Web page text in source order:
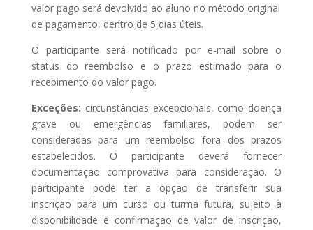
valor pago será devolvido ao aluno no método original
de pagamento, dentro de 5 dias úteis.
O participante será notificado por e-mail sobre o
status do reembolso e o prazo estimado para o
recebimento do valor pago.
Exceções: circunstâncias excepcionais, como doença
grave ou emergências familiares, podem ser
consideradas para um reembolso fora dos prazos
estabelecidos. O participante deverá fornecer
documentação comprovativa para consideração. O
participante pode ter a opção de transferir sua
inscrição para um curso ou turma futura, sujeito à
disponibilidade e confirmação de valor de inscrição,